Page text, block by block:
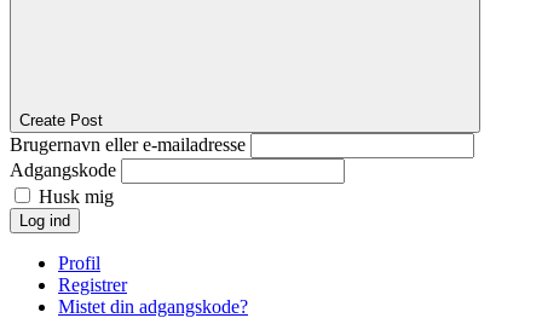
Create Post
Brugernavn eller e-mailadresse
Adgangskode
Husk mig
Log ind
Profil
Registrer
Mistet din adgangskode?